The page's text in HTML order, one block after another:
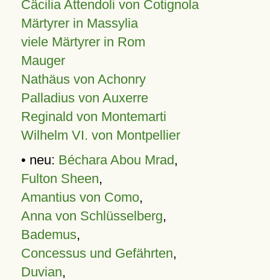
Cäcilia Attendoli von Cotignola
Märtyrer in Massylia
viele Märtyrer in Rom
Mauger
Nathäus von Achonry
Palladius von Auxerre
Reginald von Montemarti
Wilhelm VI. von Montpellier
• neu: Béchara Abou Mrad,
Fulton Sheen,
Amantius von Como,
Anna von Schlüsselberg,
Bademus,
Concessus und Gefährten,
Duvian,